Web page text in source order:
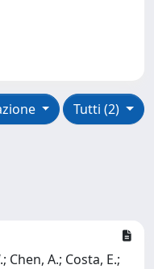
Tutti (2)
Chen, A.; Costa, E.;